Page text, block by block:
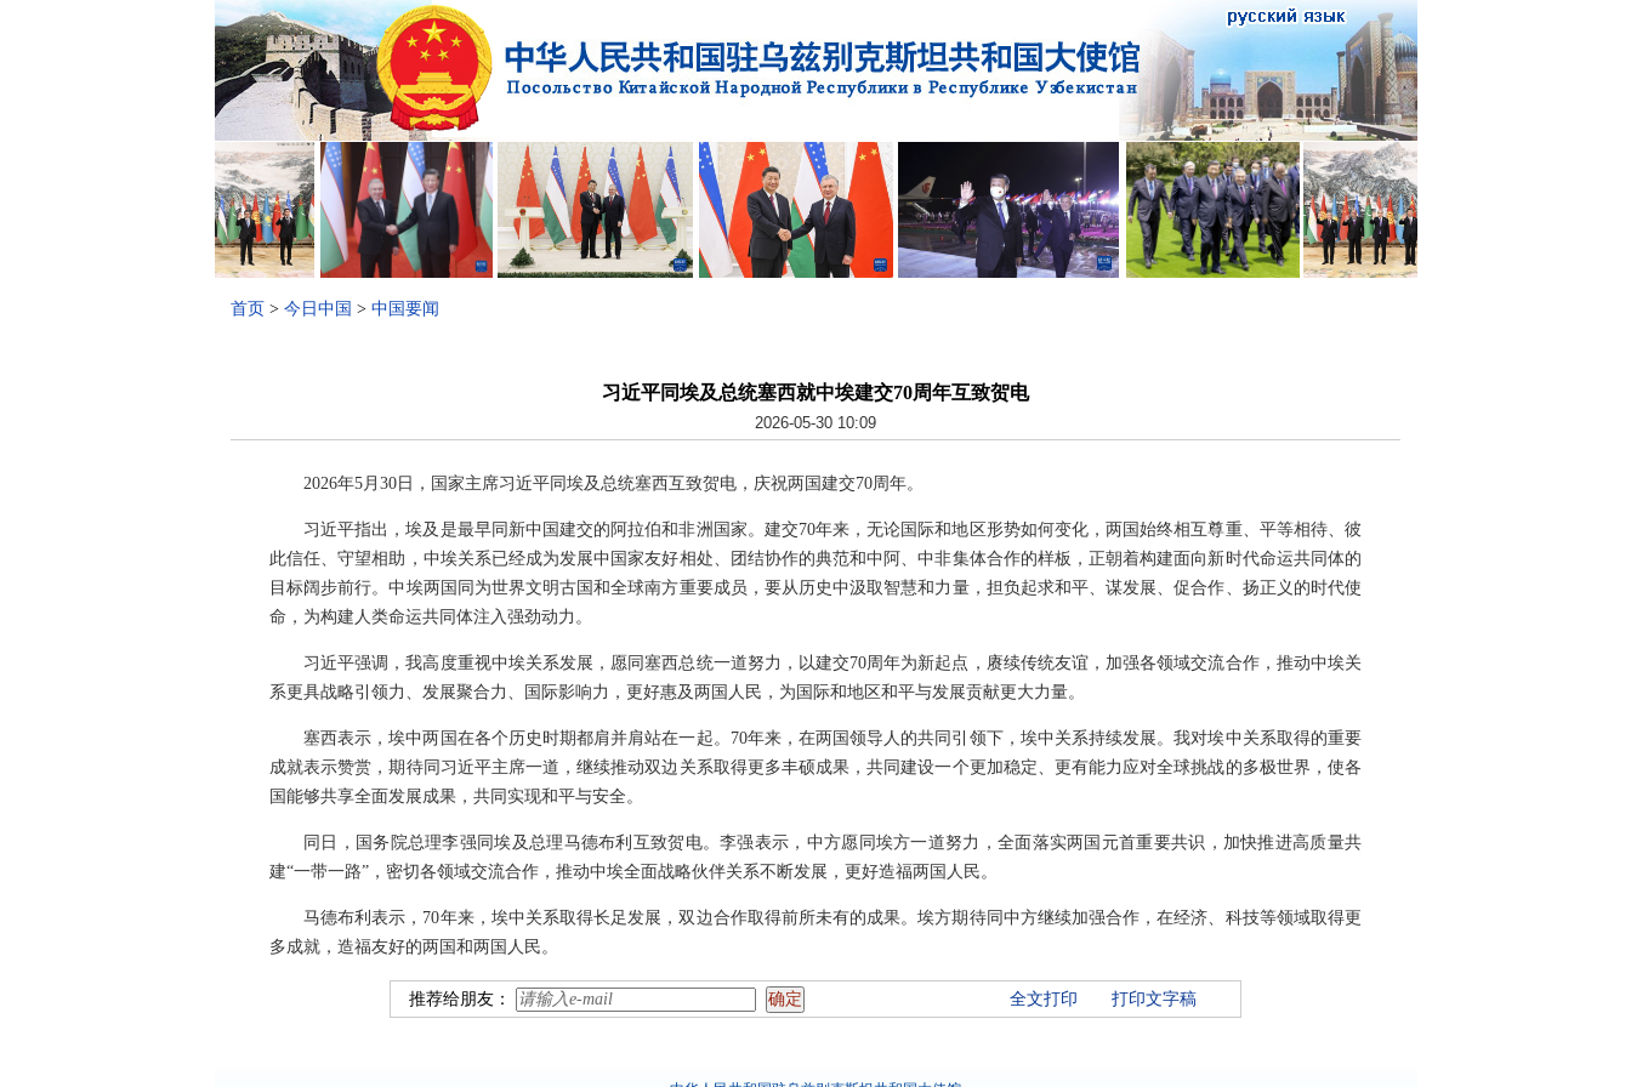
首页 > 今日中国 > 中国要闻
习近平同埃及总统塞西就中埃建交70周年互致贺电
2026-05-30 10:09
2026年5月30日，国家主席习近平同埃及总统塞西互致贺电，庆祝两国建交70周年。
习近平指出，埃及是最早同新中国建交的阿拉伯和非洲国家。建交70年来，无论国际和地区形势如何变化，两国始终相互尊重、平等相待、彼
此信任、守望相助，中埃关系已经成为发展中国家友好相处、团结协作的典范和中阿、中非集体合作的样板，正朝着构建面向新时代命运共同体的
目标阔步前行。中埃两国同为世界文明古国和全球南方重要成员，要从历史中汲取智慧和力量，担负起求和平、谋发展、促合作、扬正义的时代使
命，为构建人类命运共同体注入强劲动力。
习近平强调，我高度重视中埃关系发展，愿同塞西总统一道努力，以建交70周年为新起点，赓续传统友谊，加强各领域交流合作，推动中埃关
系更具战略引领力、发展聚合力、国际影响力，更好惠及两国人民，为国际和地区和平与发展贡献更大力量。
塞西表示，埃中两国在各个历史时期都肩并肩站在一起。70年来，在两国领导人的共同引领下，埃中关系持续发展。我对埃中关系取得的重要
成就表示赞赏，期待同习近平主席一道，继续推动双边关系取得更多丰硕成果，共同建设一个更加稳定、更有能力应对全球挑战的多极世界，使各
国能够共享全面发展成果，共同实现和平与安全。
同日，国务院总理李强同埃及总理马德布利互致贺电。李强表示，中方愿同埃方一道努力，全面落实两国元首重要共识，加快推进高质量共
建“一带一路”，密切各领域交流合作，推动中埃全面战略伙伴关系不断发展，更好造福两国人民。
马德布利表示，70年来，埃中关系取得长足发展，双边合作取得前所未有的成果。埃方期待同中方继续加强合作，在经济、科技等领域取得更
多成就，造福友好的两国和两国人民。
推荐给朋友： 全文打印 打印文字稿